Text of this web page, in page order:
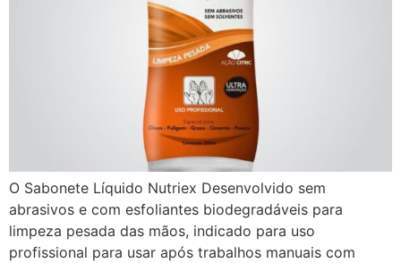
O Sabonete Líquido Nutriex Desenvolvido sem
abrasivos e com esfoliantes biodegradáveis para
limpeza pesada das mãos, indicado para uso
profissional para usar após trabalhos manuais com